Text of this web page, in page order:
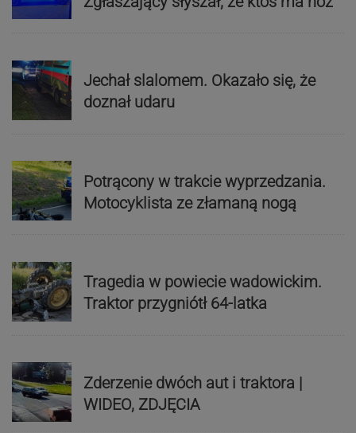
Jechał slalomem. Okazało się, że
doznał udaru
Potrącony w trakcie wyprzedzania.
Motocyklista ze złamaną nogą
Tragedia w powiecie wadowickim.
Traktor przygniótł 64-latka
Zderzenie dwóch aut i traktora |
WIDEO, ZDJĘCIA